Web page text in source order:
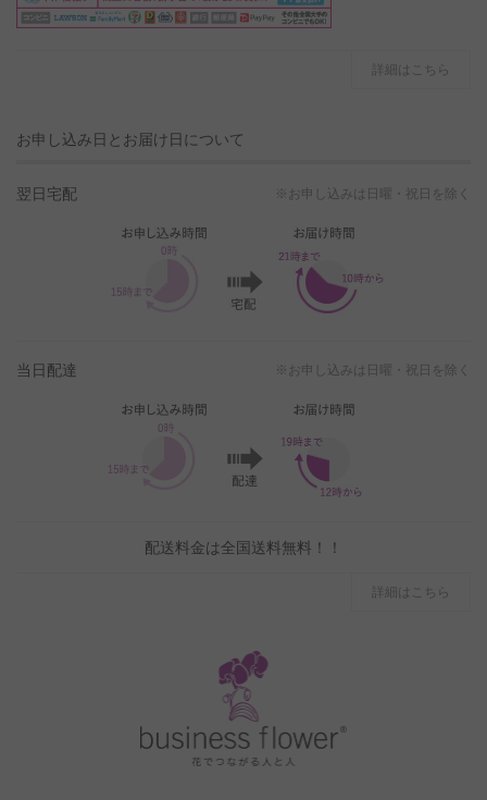
詳細はこちら
お申し込み日とお届け日について
翌日宅配 ※お申し込みは日曜・祝日を除く
当日配達 ※お申し込みは日曜・祝日を除く
配送料金は全国送料無料！！
詳細はこちら